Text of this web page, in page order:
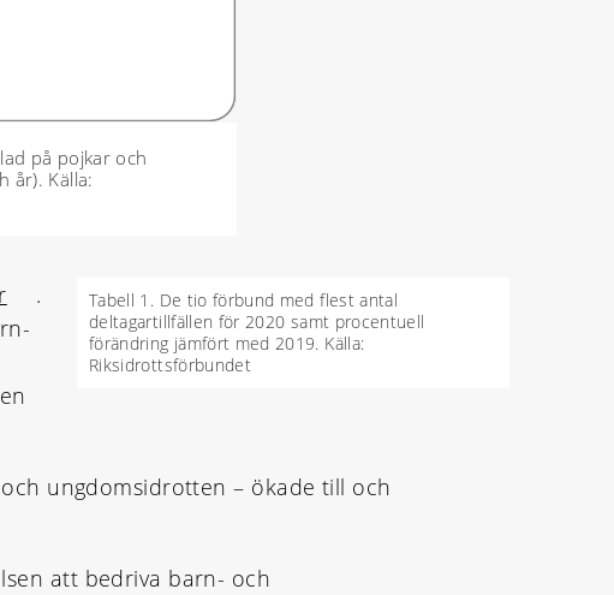
på pojkar och
år). Källa:
Tabell 1. De tio förbund med flest antal
deltagartillfällen för 2020 samt procentuell
förändring jämfört med 2019. Källa:
Riksidrottsförbundet
.
ungdomsidrotten – ökade till och
att bedriva barn- och